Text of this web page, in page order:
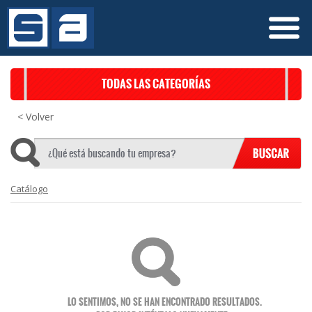
TODAS LAS CATEGORÍAS
< Volver
Catálogo
LO SENTIMOS, NO SE HAN ENCONTRADO RESULTADOS.